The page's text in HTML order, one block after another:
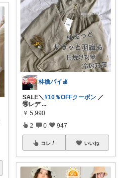
林檎パイ🍎
SALE＼ #10％OFFクーポン ／
🉐レデ ...
￥ 5,990
2 0 947
コレ いいね